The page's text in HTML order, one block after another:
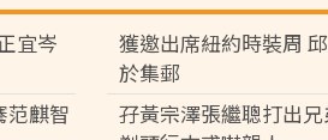
宜岑
獲邀出席紐約時裝周
於集郵
范麒智
孖黃宗澤張繼聰打出